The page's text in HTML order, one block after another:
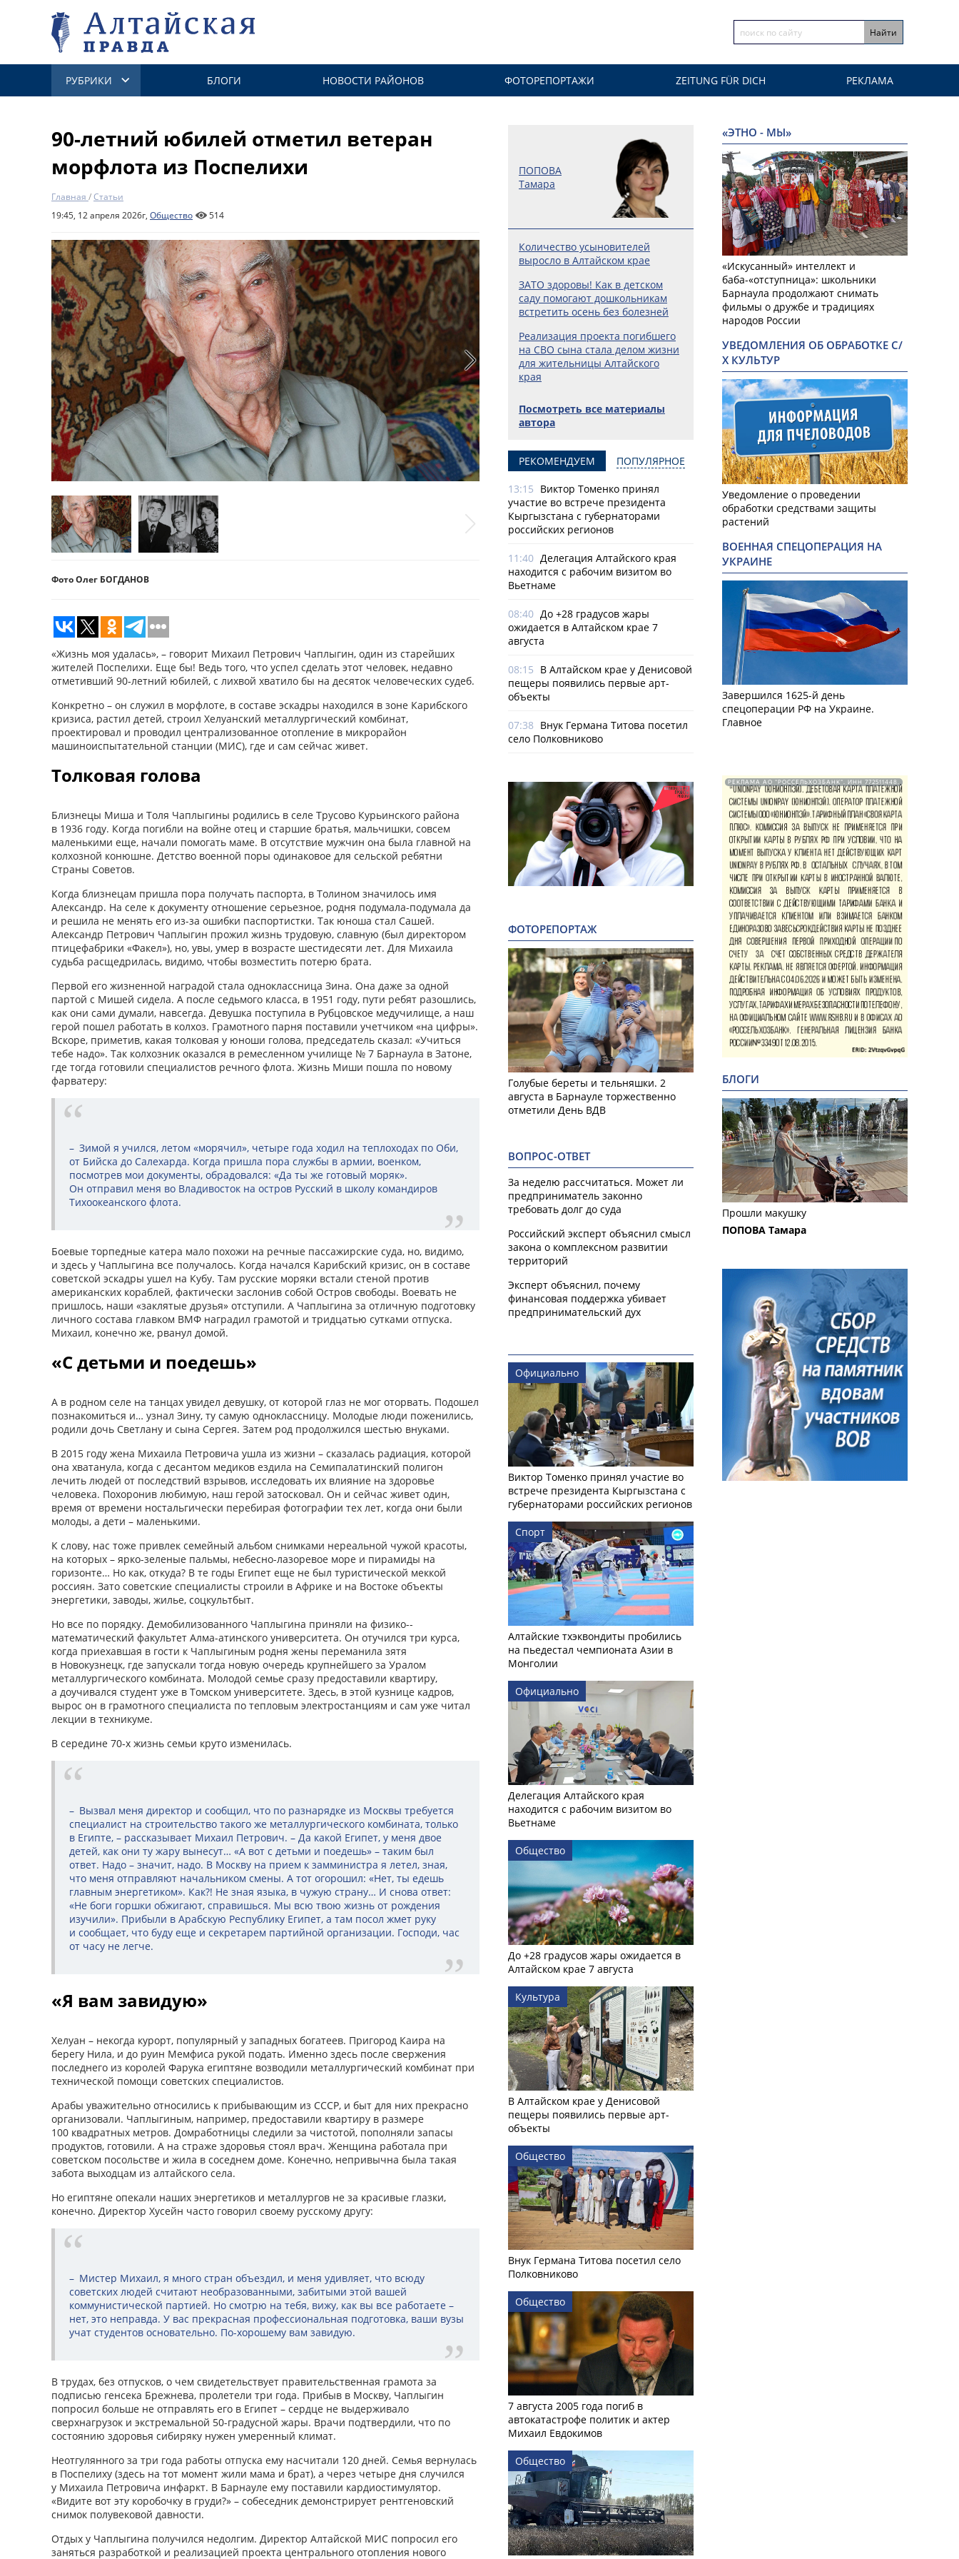
РУБРИКИ БЛОГИ НОВОСТИ РАЙОНОВ ФОТОРЕПОРТАЖИ ZEITUNG FÜR DICH РЕКЛАМА
90-летний юбилей отметил ветеран
морфлота из Поспелихи
Главная /Статьи
19:45, 12 апреля 2026г, Общество 514
Фото Олег БОГДАНОВ
«Жизнь моя удалась», – говорит Михаил Петрович Чаплыгин, один из старейших
жителей Поспелихи. Еще бы! Ведь того, что успел сделать этот человек, недавно
отметивший 90‑летний юбилей, с лихвой хватило бы на десяток человеческих судеб.
Конкретно – он служил в морфлоте, в составе эскадры находился в зоне Карибского
кризиса, растил детей, строил Хелуанский металлургический комбинат,
проектировал и проводил централизованное отопление в микрорайон
машиноиспытательной станции (МИС), где и сам сейчас живет.
Толковая голова
Близнецы Миша и Толя Чаплыгины родились в селе Трусово Курьинского района
в 1936 году. Когда погибли на вой­не отец и старшие братья, мальчишки, совсем
маленькими еще, начали помогать маме. В отсутствие мужчин она была главной на
колхозной конюшне. Детство военной поры одинаковое для сельской ребятни
Страны Советов.
Когда близнецам пришла пора получать паспорта, в Толином значилось имя
Александр. На селе к документу отношение серьезное, родня подумала-подумала да
и решила не менять его из-за ошибки паспортистки. Так юноша стал Сашей.
Александр Петрович Чаплыгин прожил жизнь трудовую, славную (был директором
птицефабрики «Факел»), но, увы, умер в возрасте шестидесяти лет. Для Михаила
судьба расщедрилась, видимо, чтобы возместить потерю брата.
Первой его жизненной наградой стала одноклассница Зина. Она даже за одной
партой с Мишей сидела. А после седьмого класса, в 1951 году, пути ребят разошлись,
как они сами думали, навсегда. Девушка поступила в Рубцовское медучилище, а наш
герой пошел работать в колхоз. Грамотного парня поставили учетчиком «на цифры».
Вскоре, приметив, какая толковая у юноши голова, председатель сказал: «Учиться
тебе надо». Так колхозник оказался в ремесленном училище № 7 Барнаула в Затоне,
где тогда готовили специалистов речного флота. Жизнь Миши пошла по новому
фарватеру:
– Зимой я учился, летом «морячил», четыре года ходил на теплоходах по Оби,
от Бийска до Салехарда. Когда пришла пора службы в армии, военком,
посмотрев мои документы, обрадовался: «Да ты же готовый моряк».
Он отправил меня во Владивосток на остров Русский в школу командиров
Тихоокеанского флота.
Боевые торпедные катера мало похожи на речные пассажирские суда, но, видимо,
и здесь у Чаплыгина все получалось. Когда начался Карибский кризис, он в составе
советской эскадры ушел на Кубу. Там русские моряки встали стеной против
американских кораблей, фактически заслонив собой Остров свободы. Воевать не
пришлось, наши «заклятые друзья» отступили. А Чаплыгина за отличную подготовку
личного состава главком ВМФ наградил грамотой и тридцатью сутками отпуска.
Михаил, конечно же, рванул домой.
«С детьми и поедешь»
А в родном селе на танцах увидел девушку, от которой глаз не мог оторвать. Подошел
познакомиться и… узнал Зину, ту самую одноклассницу. Молодые люди поженились,
родили дочь Светлану и сына Сергея. Затем род продолжился шестью внуками.
В 2015 году жена Михаила Петровича ушла из жизни – сказалась радиация, которой
она хватанула, когда с десантом медиков ездила на Семипалатинский полигон
лечить людей от последствий взрывов, исследовать их влияние на здоровье
человека. Похоронив любимую, наш герой затосковал. Он и сейчас живет один,
время от времени ностальгически перебирая фотографии тех лет, когда они были
молоды, а дети – маленькими.
К слову, нас тоже привлек семейный альбом снимками нереальной чужой красоты,
на которых – ярко-зеленые пальмы, небесно-лазоревое море и пирамиды на
горизонте… Но как, откуда? В те годы Египет еще не был туристической меккой
россиян. Зато советские специалисты строили в Африке и на Востоке объекты
энергетики, заводы, жилье, соцкультбыт.
Но все по порядку. Демобилизованного Чаплыгина приняли на физико-­
математический факультет Алма-атинского университета. Он отучился три курса,
когда приехавшая в гости к Чаплыгиным родня жены переманила зятя
в Новокузнецк, где запускали тогда новую очередь крупнейшего за Уралом
металлургического комбината. Молодой семье сразу предоставили квартиру,
а доучивался студент уже в Томском университете. Здесь, в этой кузнице кадров,
вырос он в грамотного специалиста по тепловым электростанциям и сам уже читал
лекции в техникуме.
В середине 70‑х жизнь семьи круто изменилась.
– Вызвал меня директор и сообщил, что по разнарядке из Москвы требуется
специалист на строительство такого же металлургического комбината, только
в Египте, – рассказывает Михаил Петрович. – Да какой Египет, у меня двое
детей, как они ту жару вынесут… «А вот с детьми и поедешь» – таким был
ответ. Надо – значит, надо. В Москву на прием к замминистра я летел, зная,
что меня отправляют начальником смены. А тот огорошил: «Нет, ты едешь
главным энергетиком». Как?! Не зная языка, в чужую страну… И снова ответ:
«Не боги горшки обжигают, справишься. Мы всю твою жизнь от рождения
изучили». Прибыли в Арабскую Республику Египет, а там посол жмет руку
и сообщает, что буду еще и секретарем партийной организации. Господи, час
от часу не легче.
«Я вам завидую»
Хелуан – некогда курорт, популярный у западных богатеев. Пригород Каира на
берегу Нила, и до руин Мемфиса рукой подать. Именно здесь после свержения
последнего из королей Фарука египтяне возводили металлургический комбинат при
технической помощи советских специалистов.
Арабы уважительно относились к прибывающим из СССР, и быт для них прекрасно
организовали. Чаплыгиным, например, предоставили квартиру в размере
100 квадратных метров. Домработницы следили за чистотой, пополняли запасы
продуктов, готовили. А на страже здоровья стоял врач. Женщина работала при
советском посольстве и жила в соседнем доме. Конечно, непривычна была такая
забота выходцам из алтайского села.
Но египтяне опекали наших энергетиков и металлургов не за красивые глазки,
конечно. Директор Хусейн часто говорил своему русскому другу:
– Мистер Михаил, я много стран объездил, и меня удивляет, что всюду
советских людей считают необразованными, забитыми этой вашей
коммунистической партией. Но смотрю на тебя, вижу, как вы все работаете –
нет, это неправда. У вас прекрасная профессиональная подготовка, ваши вузы
учат студентов основательно. По-хорошему вам завидую.
В трудах, без отпусков, о чем свидетельствует правительственная грамота за
подписью генсека Брежнева, пролетели три года. Прибыв в Москву, Чаплыгин
попросил больше не отправлять его в Египет – сердце не выдерживало
сверхнагрузок и экстремальной 50-градусной жары. Врачи подтвердили, что по
состоянию здоровья сибиряку нужен умеренный климат.
Неотгулянного за три года работы отпуска ему насчитали 120 дней. Семья вернулась
в Поспелиху (здесь на тот момент жили мама и брат), а через четыре дня случился
у Михаила Петровича инфаркт. В Барнауле ему поставили кардиостимулятор.
«Видите вот эту коробочку в груди?» – собеседник демонстрирует рентгеновский
снимок полувековой давности.
Отдых у Чаплыгина получился недолгим. Директор Алтайской МИС попросил его
заняться разработкой и реализацией проекта центрального отопления нового
ПОПОВА
Тамара
Количество усыновителей
выросло в Алтайском крае
ЗАТО здоровы! Как в детском
саду помогают дошкольникам
встретить осень без болезней
Реализация проекта погибшего
на СВО сына стала делом жизни
для жительницы Алтайского
края
Посмотреть все материалы
автора
РЕКОМЕНДУЕМ ПОПУЛЯРНОЕ
13:15 Виктор Томенко принял
участие во встрече президента
Кыргызстана с губернаторами
российских регионов
11:40 Делегация Алтайского края
находится с рабочим визитом во
Вьетнаме
08:40 До +28 градусов жары
ожидается в Алтайском крае 7
августа
08:15 В Алтайском крае у Денисовой
пещеры появились первые арт-
объекты
07:38 Внук Германа Титова посетил
село Полковниково
ФОТОРЕПОРТАЖ
Голубые береты и тельняшки. 2
августа в Барнауле торжественно
отметили День ВДВ
ВОПРОС-ОТВЕТ
За неделю рассчитаться. Может ли
предприниматель законно
требовать долг до суда
Российский эксперт объяснил смысл
закона о комплексном развитии
территорий
Эксперт объяснил, почему
финансовая поддержка убивает
предпринимательский дух
Официально
Виктор Томенко принял участие во
встрече президента Кыргызстана с
губернаторами российских регионов
Спорт
Алтайские тхэквондиты пробились
на пьедестал чемпионата Азии в
Монголии
Официально
Делегация Алтайского края
находится с рабочим визитом во
Вьетнаме
Общество
До +28 градусов жары ожидается в
Алтайском крае 7 августа
Культура
В Алтайском крае у Денисовой
пещеры появились первые арт-
объекты
Общество
Внук Германа Титова посетил село
Полковниково
Общество
7 августа 2005 года погиб в
автокатастрофе политик и актер
Михаил Евдокимов
Общество
«ЭТНО - МЫ»
«Искусанный» интеллект и
баба-«отступница»: школьники
Барнаула продолжают снимать
фильмы о дружбе и традициях
народов России
УВЕДОМЛЕНИЯ ОБ ОБРАБОТКЕ С/
Х КУЛЬТУР
Уведомление о проведении
обработки средствами защиты
растений
ВОЕННАЯ СПЕЦОПЕРАЦИЯ НА
УКРАИНЕ
Завершился 1625-й день
спецоперации РФ на Украине.
Главное
РЕКЛАМА АО "РОССЕЛЬХОЗБАНК". ИНН 772511448.
БЛОГИ
Прошли макушку
ПОПОВА Тамара